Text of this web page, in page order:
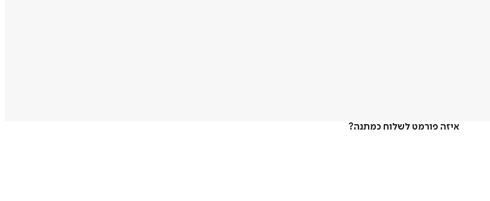
איזה פורמט לשלוח כמתנה?